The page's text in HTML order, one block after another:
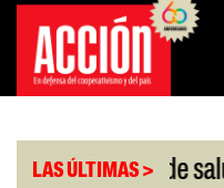
Saltar
contenido
LAS ÚLTIMAS >
cobertura de salud